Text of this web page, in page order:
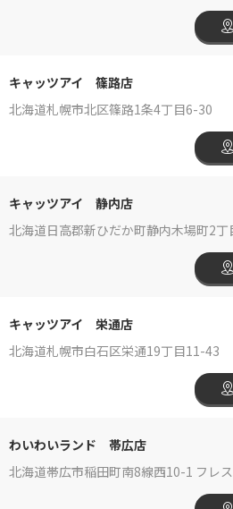
キャッツアイ 篠路店
北海道札幌市北区篠路1条4丁目6-30
キャッツアイ 静内店
北海道日高郡新ひだか町静内木場町2丁
キャッツアイ 栄通店
北海道札幌市白石区栄通19丁目11-43
わいわいランド 帯広店
北海道帯広市稲田町南8線西10-1 フレ